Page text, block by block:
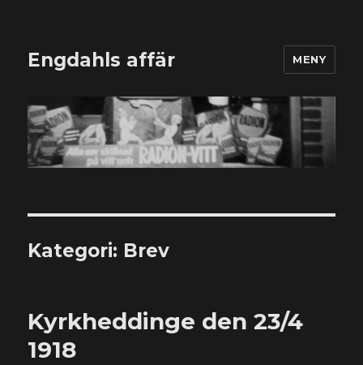
Engdahls affär MENY
Kategori: Brev
Kyrkheddinge den 23/4
1918